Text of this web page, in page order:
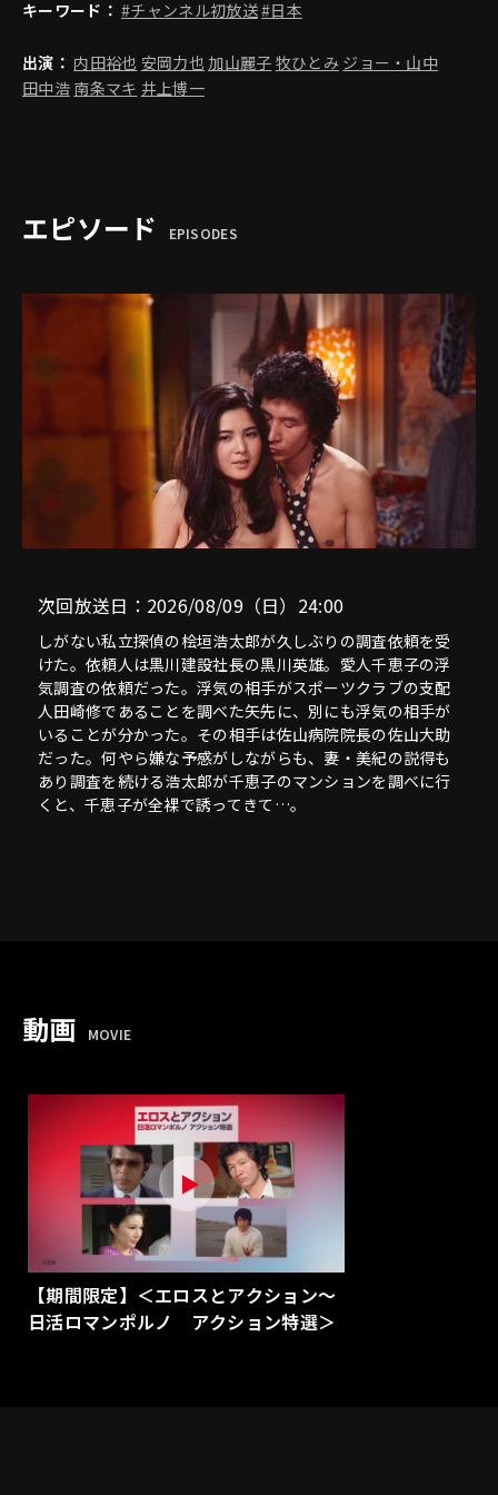
キーワード： #チャンネル初放送#日本
出演： 内田裕也 安岡力也 加山麗子 牧ひとみ ジョー・山中
田中浩 南条マキ 井上博一
エピソード EPISODES
次回放送日：2026/08/09（日）24:00
しがない私立探偵の桧垣浩太郎が久しぶりの調査依頼を受
けた。依頼人は黒川建設社長の黒川英雄。愛人千恵子の浮
気調査の依頼だった。浮気の相手がスポーツクラブの支配
人田崎修であることを調べた矢先に、別にも浮気の相手が
いることが分かった。その相手は佐山病院院長の佐山大助
だった。何やら嫌な予感がしながらも、妻・美紀の説得も
あり調査を続ける浩太郎が千恵子のマンションを調べに行
くと、千恵子が全裸で誘ってきて…。
動画 MOVIE
【期間限定】＜エロスとアクション～
日活ロマンポルノ アクション特選＞